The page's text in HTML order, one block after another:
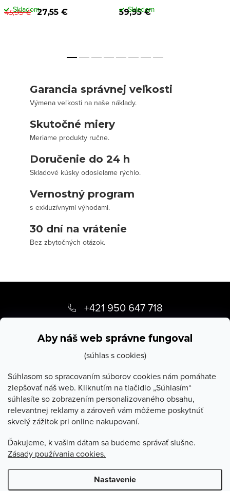
Aby náš web správne fungoval
(súhlas s cookies)
Súhlasom so spracovaním súborov cookies nám pomáhate
zlepšovať náš web. Kliknutím na tlačidlo „Súhlasím“
súhlasíte so zobrazením personalizovaného obsahu,
relevantnej reklamy a zároveň vám môžeme poskytnúť
skvelý zážitok pri online nakupovaní.
Ďakujeme, k vašim dátam sa budeme správať slušne.
Zásady používania cookies.
Nastavenie
45,95 € 27,55 €
Skladom 59,95 €
Skladom
Garancia správnej veľkosti
Výmena veľkosti na naše náklady.
Skutočné miery
Meriame produkty ručne.
Doručenie do 24 h
Skladové kúsky odosielame rýchlo.
Vernostný program
s exkluzívnymi výhodami.
30 dní na vrátenie
Bez zbytočných otázok.
p
+421 950 647 718
O Stevula
Poradňa